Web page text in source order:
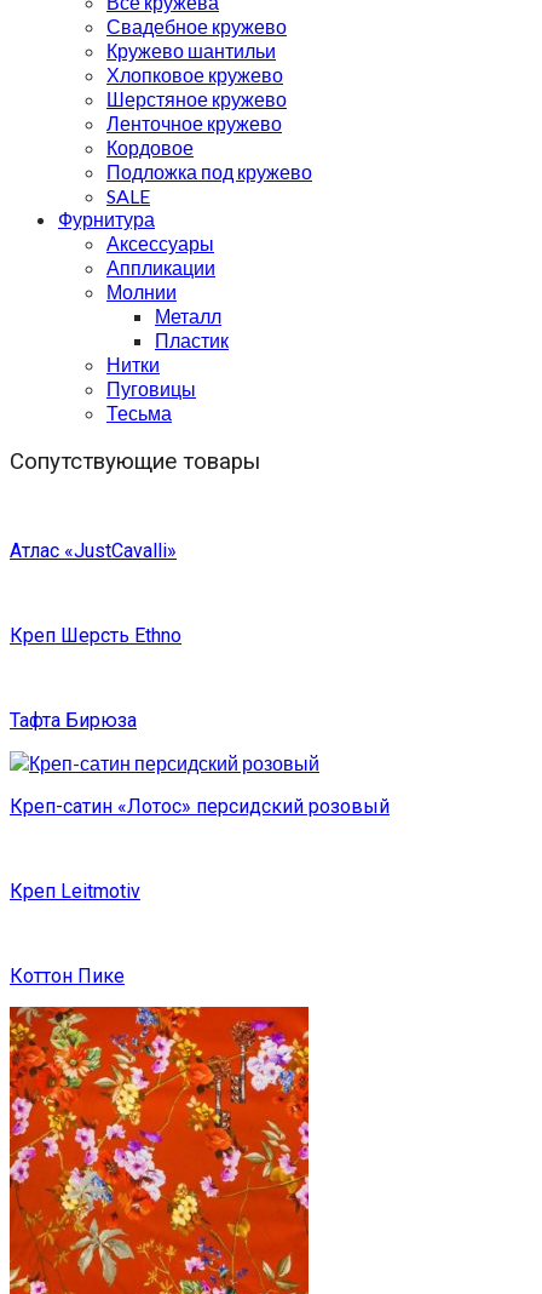
Свадебное кружево
Кружево шантильи
Хлопковое кружево
Шерстяное кружево
Ленточное кружево
Кордовое
Подложка под кружево
SALE
Фурнитура
Аксессуары
Аппликации
Молнии
Металл
Пластик
Нитки
Пуговицы
Тесьма
Сопутствующие товары
Атлас «JustCavalli»
Креп Шерсть Ethno
Тафта Бирюза
Креп-сатин «Лотос» персидский розовый
Креп Leitmotiv
Коттон Пике